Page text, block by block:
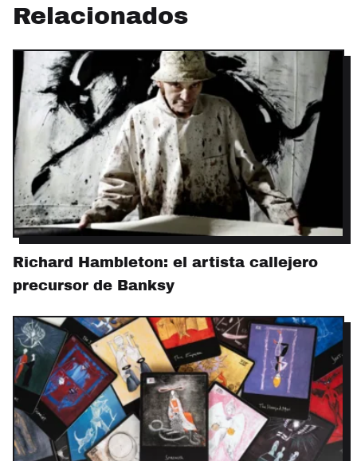
Relacionados
Richard Hambleton: el artista callejero
precursor de Banksy